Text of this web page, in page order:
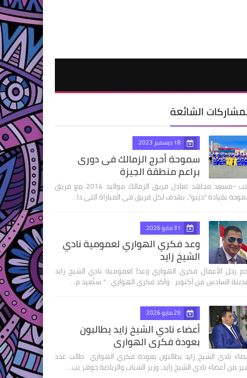
الشائعة
18 ديسمبر 2023
سموحة أحرج الزمالك فى دورى
براعم منطقة الجيزة
كتب -مسعد مجاهد تعادل فريق الزمالك مواليد 2014 مع فريق
بقيادة "ديبو"، بهدف لكل فريق فى المباراة التى دا…
31 مايو 2026
وعد فكري الهواري لعمومية نادي
الشيخ زايد
رجل الأعمال فكري الهواري وعدا لعمومية نادي الشيخ زايد
السادس من أكتوبر . وأكد فكري الهواري : " سنُعيد م…
29 مايو 2026
أعضاء نادي الشيخ زايد يطالبون
بعودة فكري الهواري
نادي الشيخ زايد يطالبون بعودة فكري الهواري طالب عدد
من أعضاء نادي الشيخ زايد، وزير الشباب والرياضة جوهر نب…